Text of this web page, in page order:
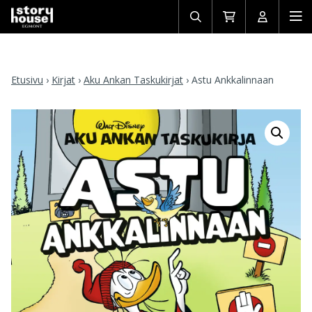
Avaa/sulje
haku
Siirry
ostoskoriin
Avaa/
Etusivu › Kirjat › Aku Ankan Taskukirjat › Astu Ankkalinnaan